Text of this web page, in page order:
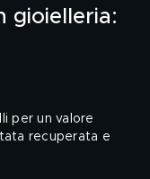
gioielleria:
per un valore
recuperata e